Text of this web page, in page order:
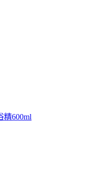
精600ml